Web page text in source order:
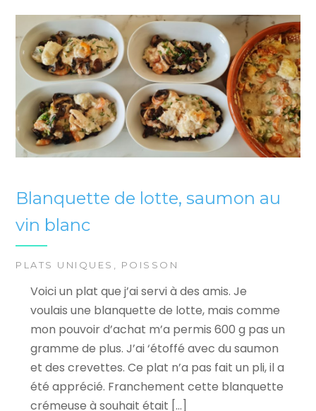
Blanquette de lotte, saumon au
vin blanc
PLATS UNIQUES , POISSON
Voici un plat que j’ai servi à des amis. Je
voulais une blanquette de lotte, mais comme
mon pouvoir d’achat m’a permis 600 g pas un
gramme de plus. J’ai ‘étoffé avec du saumon
et des crevettes. Ce plat n’a pas fait un pli, il a
été apprécié. Franchement cette blanquette
crémeuse à souhait était […]